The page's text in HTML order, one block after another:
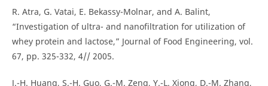
R. Atra, G. Vatai, E. Bekassy-Molnar, and A. Balint,
“Investigation of ultra- and nanofiltration for utilization of
whey protein and lactose,” Journal of Food Engineering, vol.
67, pp. 325-332, 4// 2005.
J.-H. Huang, S.-H. Guo, G.-M. Zeng, Y.-L. Xiong, D.-M. Zhang,